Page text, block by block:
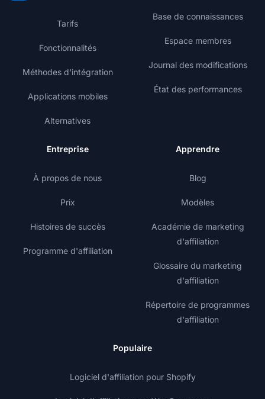
Tarifs
Fonctionnalités
Méthodes d'intégration
Applications mobiles
Alternatives
Base de connaissances
Espace membres
Journal des modifications
État des performances
Entreprise
À propos de nous
Prix
Histoires de succès
Programme d'affiliation
Apprendre
Blog
Modèles
Académie de marketing
d'affiliation
Glossaire du marketing
d'affiliation
Répertoire de programmes
d'affiliation
Populaire
Logiciel d'affiliation pour Shopify